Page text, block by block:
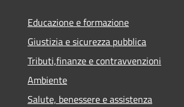
Educazione e formazione
Giustizia e sicurezza pubblica
Tributi,finanze e contravvenzioni
Ambiente
Salute, benessere e assistenza